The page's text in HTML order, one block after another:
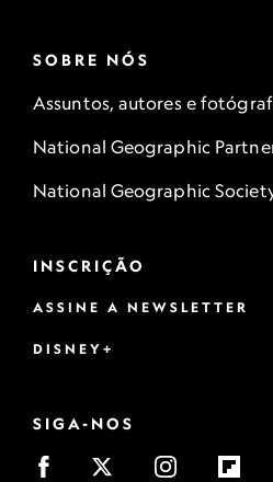
SOBRE NÓS
Assuntos, autores e
National Geographic
National Geographic
INSCRIÇÃO
ASSINE A NEWSLETTER
DISNEY+
SIGA-NOS